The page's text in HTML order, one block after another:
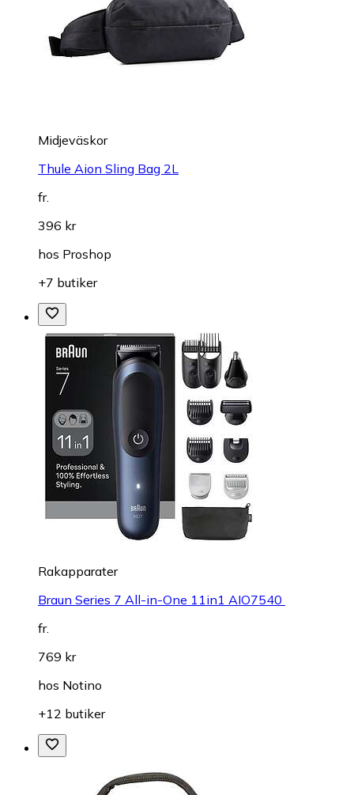
Midjeväskor
Thule Aion Sling Bag 2L
fr.
396 kr
hos Proshop
+7 butiker
Rakapparater
Braun Series 7 All-in-One 11in1 AIO7540
fr.
769 kr
hos Notino
+12 butiker